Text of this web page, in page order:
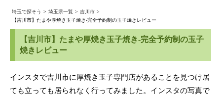
埼玉で探そう > 埼玉県一覧 > 吉川市 >
【吉川市】たまや厚焼き玉子焼き-完全予約制の玉子焼きレビュー
【吉川市】たまや厚焼き玉子焼き-完全予約制の玉子
焼きレビュー
インスタで吉川市に厚焼き玉子専門店があることを見つけ居
ても立っても居られなく行ってみました。インスタの写真で